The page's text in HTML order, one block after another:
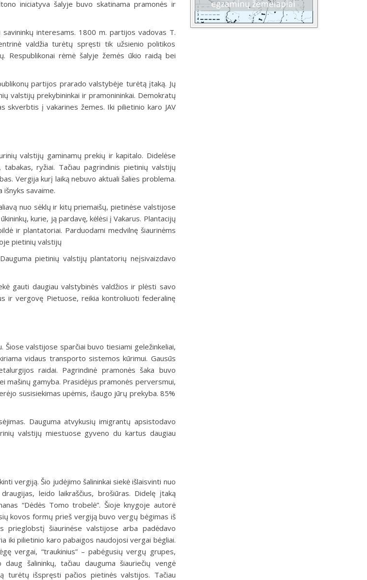
iniciatyva šalyje buvo skatinama pramonės ir
interesams. 1800 m. partijos vadovas T.
valdžia turėtų spręsti tik užsienio politi­kos
Res­publikonai rėmė šalyje žemės ūkio raidą bei
partijos prarado valstybėje turėtą įtaką. Jų
valstijų prekybininkai ir pramo­nininkai. Demokratų
skverbtis į vakarines žemes. Iki pilietinio karo JAV
valstijų gaminamų prekių ir kapitalo. Didelėse
ryžiai. Tačiau pagrindinis pieti­nių valstijų
Vergija kurį laiką nebuvo aktuali šalies problema.
išnyks savaime.
nuo sėklų ir kitų priemaišų, pietinėse valstijose
kurie, ją pardavę, kėlėsi į Vakarus. Plantacijų
ir plantatoriai. Par­duodami medvilnę šiaurinėms
pietinių valstijų
pietinių vals­tijų plantatorių neįsivaizdavo
gauti daugiau valstybinės val­džios ir plėsti savo
ir vergovę Pietuose, reikia kontroliuoti federalinę
Šiose valstijose sparčiai buvo tiesiami geležinkeliai,
vidaus transporto sistemos kūrimui. Gausūs
raidai. Pagrindinė pramonės šaka buvo
mašinų gamyba. Prasidėjus pramonės perversmui,
susisiekimas upėmis, išaugo jūrų prekyba. 85%
Dauguma atvykusių imigrantų apsistodavo
valstijų miestuose gyveno du kartus daugiau
vergiją. Šio judėjimo šalininkai siekė išlaisvinti nuo
leido laikraščius, brošiū­ras. Didelę įtaką
“Dėdės Tomo trobelė”. Šioje knygoje autorė
kovos formų prieš ver­giją buvo vergų bėgimas iš
prieglobstį šiaurinėse valstijose arba padėdavo
iki pilieti­nio karo pabaigos naudojosi vergai bėgliai.
vergai, “traukinius” – pabėgusių vergų grupes,
šalininkų, tačiau dauguma šiauriečių vengė
turėtų išspręsti pačios pietinės valsti­jos. Tačiau